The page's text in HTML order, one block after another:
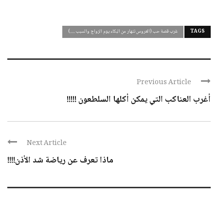
TAGS غرب قصة حب (العروس تنهار من البكاء يوم الزواج والسبب .....)
Previous Article
أغرب العناكب التي يمكن أكلها السلطعون !!!!!
Next Article
ماذا تعرف عن رياضة شد الأذن!!!!